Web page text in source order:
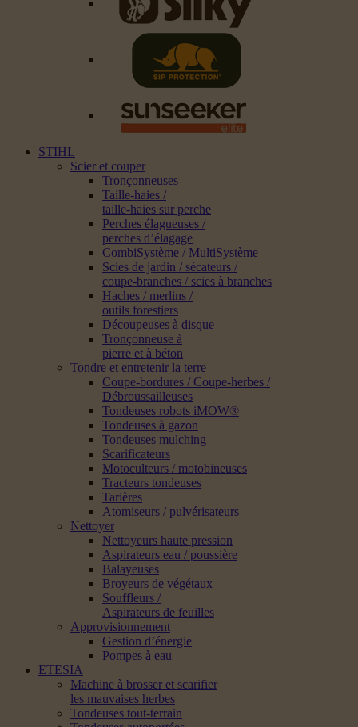
STIHL
Scier et couper
Tronçonneuses
Taille-haies /
taille-haies sur perche
Perches élagueuses /
perches d’élagage
CombiSystème / MultiSystème
Scies de jardin / sécateurs /
coupe-branches / scies à branches
Haches / merlins /
outils forestiers
Découpeuses à disque
Tronçonneuse à
pierre et à béton
Tondre et entretenir la terre
Coupe-bordures / Coupe-herbes /
Débroussailleuses
Tondeuses robots iMOW®
Tondeuses à gazon
Tondeuses mulching
Scarificateurs
Motoculteurs / motobineuses
Tracteurs tondeuses
Tarières
Atomiseurs / pulvérisateurs
Nettoyer
Nettoyeurs haute pression
Aspirateurs eau / poussière
Balayeuses
Broyeurs de végétaux
Souffleurs /
Aspirateurs de feuilles
Approvisionnement
Gestion d’énergie
Pompes à eau
ETESIA
Machine à brosser et scarifier
les mauvaises herbes
Tondeuses tout-terrain